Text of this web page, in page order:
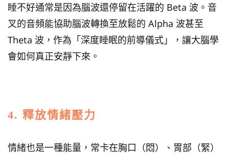
睡不好通常是因為腦波還停留在活躍的 Beta 波。音
叉的音頻能協助腦波轉換至放鬆的 Alpha 波甚至
Theta 波，作為「深度睡眠的前導儀式」，讓大腦學
會如何真正安靜下來。
4. 釋放情緒壓力
情緒也是一種能量，常卡在胸口（悶）、胃部（緊）